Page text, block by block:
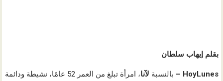
بقلم إيهاب سلطان
HoyLunes – بالنسبة لآنا
، امرأة تبلغ من العمر 52 عامًا، نشيطة ودائمة